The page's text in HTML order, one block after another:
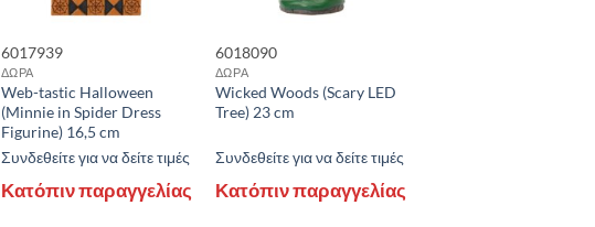
6017939
ΔΩΡΑ
Web-tastic Halloween
(Minnie in Spider Dress
Figurine) 16,5 cm
Συνδεθείτε για να δείτε τιμές
Κατόπιν παραγγελίας
6018090
ΔΩΡΑ
Wicked Woods (Scary LED
Tree) 23 cm
Συνδεθείτε για να δείτε τιμές
Κατόπιν παραγγελίας